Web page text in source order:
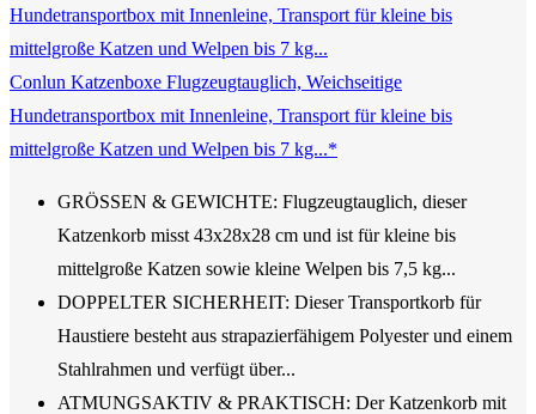
Conlun Katzenboxe Flugzeugtauglich, Weichseitige
Hundetransportbox mit Innenleine, Transport für kleine bis
mittelgroße Katzen und Welpen bis 7 kg...*
GRÖSSEN & GEWICHTE: Flugzeugtauglich, dieser
Katzenkorb misst 43x28x28 cm und ist für kleine bis
mittelgroße Katzen sowie kleine Welpen bis 7,5 kg...
DOPPELTER SICHERHEIT: Dieser Transportkorb für
Haustiere besteht aus strapazierfähigem Polyester und einem
Stahlrahmen und verfügt über...
ATMUNGSAKTIV & PRAKTISCH: Der Katzenkorb mit